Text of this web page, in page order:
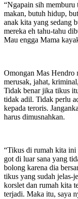
“Ngapain sih
makan, butuh hidup,
anak kita yang sedang
mereka eh tahu-tahu
Mau engga Mama
Omongan Mas Hendro
merusak, jahat,
Tidak benar jika tikus
tidak adil. Tidak perlu
kepada teroris.
harus dimusnahkan.
“Tikus di rumah kita ini
got di luar sana yang
bolong karena dia
tikus yang sudah jelas-
korslet dan rumah kita
terjadi. Maka itu, saya